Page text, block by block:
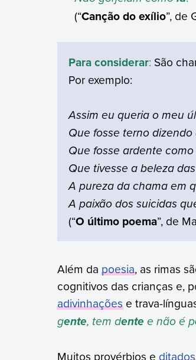
(“Canção do exílio”, de
Para considerar: São
Por exemplo:
Assim eu queria o meu
Que fosse terno
Que fosse ardente
Que tivesse a beleza
A pureza da chama em
A paixão dos suicidas
(“O último poema”, de
Além dapoesia, as rimas
cognitivos das crianças e,
adivinhaçõese trava-
gente, tem dente e não é p
Muitos provérbios e